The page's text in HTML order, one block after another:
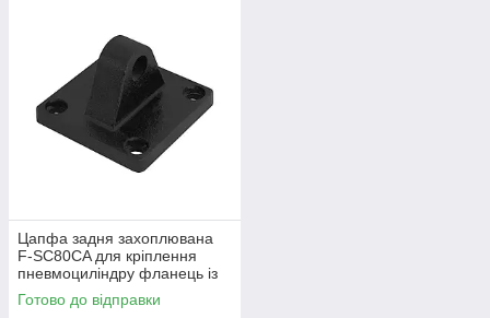
Цапфа задня захоплювана
F-SC80CA для кріплення
пневмоциліндру фланець із
провушиною, охоплювана
підвіска
Готово до відправки